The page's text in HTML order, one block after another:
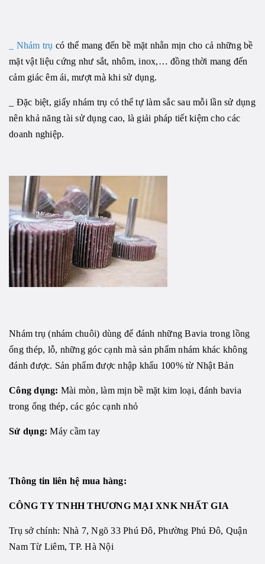
Nhám trụ có thể mang đến bề mặt nhẵn mịn cho cả những bề
mặt vật liệu cứng như sắt, nhôm, inox,… đồng thời mang đến
cảm giác êm ái, mượt mà khi sử dụng.
_ Đặc biệt, giấy nhám trụ có thể tự làm sắc sau mỗi lần sử dụng
nên khả năng tài sử dụng cao, là giải pháp tiết kiệm cho các
doanh nghiệp.
Nhám trụ (nhám chuôi) dùng để đánh những Bavia trong lồng
ống thép, lỗ, những góc cạnh mà sản phẩm nhám khác không
đánh được. Sản phẩm được nhập khẩu 100% từ Nhật Bản
Công dụng: Mài mòn, làm mịn bề mặt kim loại, đánh bavia
trong ống thép, các góc cạnh nhỏ
Sử dụng: Máy cầm tay
Thông tin liên hệ mua hàng:
CÔNG TY TNHH THƯƠNG MẠI XNK NHẤT GIA
Trụ sở chính: Nhà 7, Ngõ 33 Phú Đô, Phường Phú Đô, Quận
Nam Từ Liêm, TP. Hà Nội